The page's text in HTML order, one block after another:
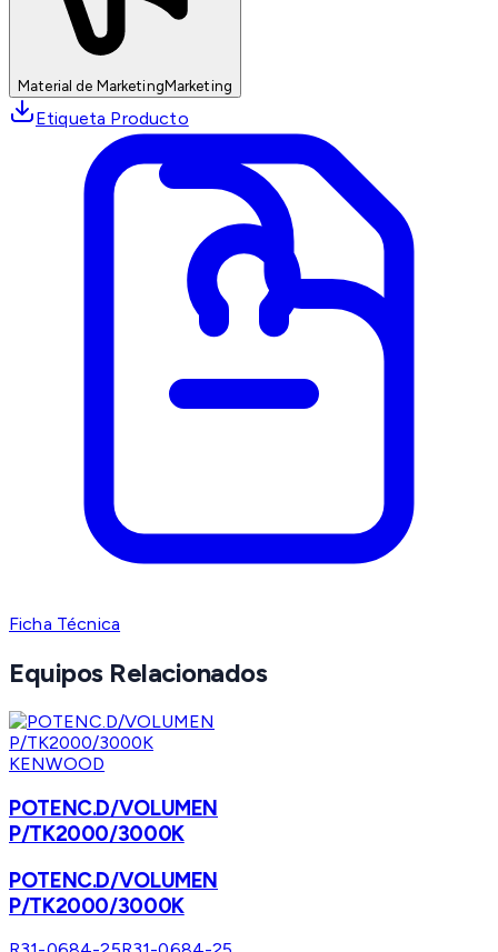
Material de MarketingMarketing
Etiqueta Producto
Ficha Técnica
Equipos Relacionados
KENWOOD
POTENC.D/VOLUMEN
P/TK2000/3000K
POTENC.D/VOLUMEN
P/TK2000/3000K